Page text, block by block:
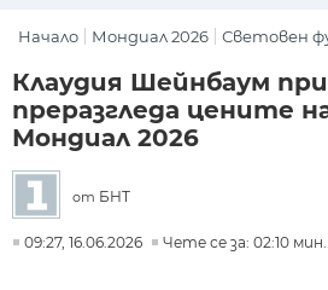
Начало Мондиал 2026 Световен
Клаудия Шейнбаум
преразгледа цените
Мондиал 2026
от БНТ
09:27, 16.06.2026 Чете се за: 02:10 мин.